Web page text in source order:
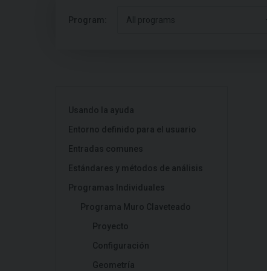
Program: All programs
Usando la ayuda
Entorno definido para el usuario
Entradas comunes
Estándares y métodos de análisis
Programas Individuales
Programa Muro Claveteado
Proyecto
Configuración
Geometría